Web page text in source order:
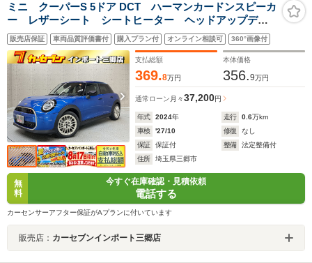
ミニ クーパーS 5ドア DCT ハーマンカードンスピーカ
ー レザーシート シートヒーター ヘッドアップディ
スプレイ アダクティブクルーズコントロール バック
カメラ ブラインドスポットモニター レーンキープア
シスト
販売店保証 車両品質評価書付 購入プラン付 オンライン相談可 360°画像付
支払総額
369.8万円
本体価格
356.9万円
通常ローン 月々37,200円
年式 2024年 走行 0.6万km
車検
'27/10 修復
なし
保証
保証付 整備
法定整備付
住所
埼玉県三郷市
無
料
今すぐ在庫確認・見積依頼
電話する
カーセンサーアフター保証がAプランに付いています
販売店： カーセブンインポート三郷店